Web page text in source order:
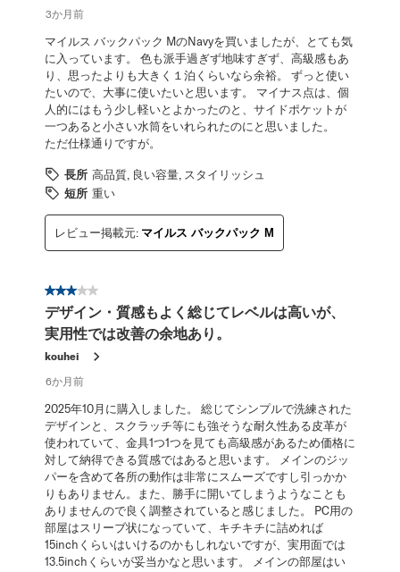
3か月前
マイルス バックパック MのNavyを買いましたが、とても気
に入っています。 色も派手過ぎず地味すぎず、高級感もあ
り、思ったよりも大きく１泊くらいなら余裕。 ずっと使い
たいので、大事に使いたいと思います。 マイナス点は、個
人的にはもう少し軽いとよかったのと、サイドポケットが
一つあると小さい水筒をいれられたのにと思いました。
ただ仕様通りですが。
長所 高品質, 良い容量, スタイリッシュ
短所 重い
レビュー掲載元: マイルス バックパック M
星3／5個です。
デザイン・質感もよく総じてレベルは高いが、
実用性では改善の余地あり。
kouhei
6か月前
2025年10月に購入しました。 総じてシンプルで洗練された
デザインと、スクラッチ等にも強そうな耐久性ある皮革が
使われていて、金具1つ1つを見ても高級感があるため価格に
対して納得できる質感ではあると思います。 メインのジッ
パーを含めて各所の動作は非常にスムーズですし引っかか
りもありません。また、勝手に開いてしまうようなことも
ありませんので良く調整されていると感じました。 PC用の
部屋はスリーブ状になっていて、キチキチに詰めれば
15inchくらいはいけるのかもしれないですが、実用面では
13.5inchくらいが妥当かなと思います。 メインの部屋はい